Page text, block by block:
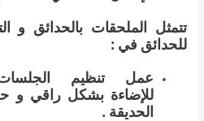
تتمثل الملحقات بالحدائق
للحدائق في :
عمل تنظيم
للإضاءة بشكل راقي و
الحديقة .